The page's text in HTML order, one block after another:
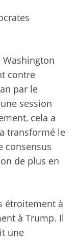
Washington
contre
par le
session
cela a
transformé le
consensus
de plus en
étroitement à
à Trump. Il
une